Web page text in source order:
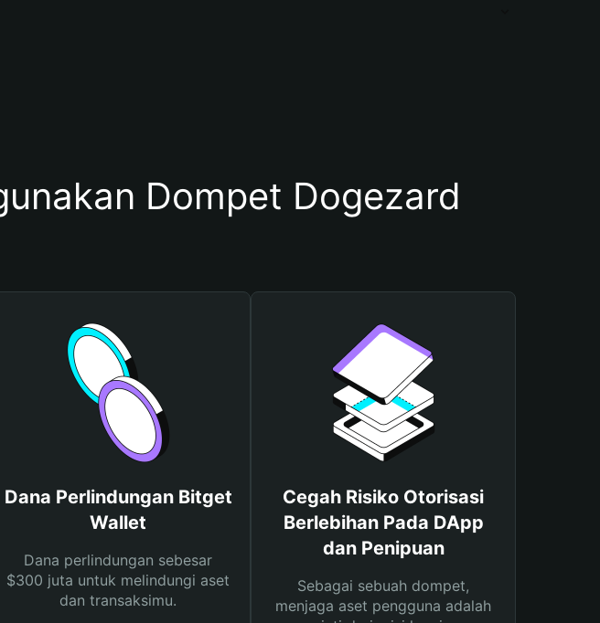
Dompet Dogezard
Dana Perlindungan Bitget
Wallet
Dana perlindungan sebesar
$300 juta untuk melindungi aset
dan transaksimu.
Cegah Risiko Otorisasi
Berlebihan Pada DApp
dan Penipuan
Sebagai sebuah dompet,
menjaga aset pengguna adalah